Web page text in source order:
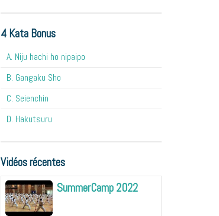
4 Kata Bonus
A. Niju hachi ho nipaipo
B. Gangaku Sho
C. Seienchin
D. Hakutsuru
Vidéos récentes
SummerCamp 2022